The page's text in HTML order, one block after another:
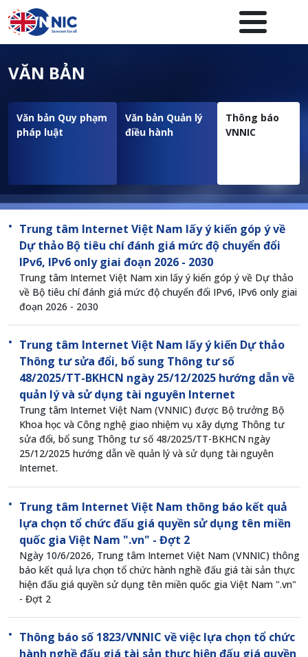
Nhảy đến nội dung
Menuheader của website
VĂN BẢN
Văn bản Quy phạm
pháp luật
Văn bản Quản lý
điều hành
Thông báo
VNNIC
Trung tâm Internet Việt Nam lấy ý kiến góp ý về
Dự thảo Bộ tiêu chí đánh giá mức độ chuyển đổi
IPv6, IPv6 only giai đoạn 2026 - 2030
Trung tâm Internet Việt Nam xin lấy ý kiến góp ý về Dự thảo
về Bộ tiêu chí đánh giá mức độ chuyển đổi IPv6, IPv6 only giai
đoạn 2026 - 2030
Trung tâm Internet Việt Nam lấy ý kiến Dự thảo
Thông tư sửa đổi, bổ sung Thông tư số
48/2025/TT-BKHCN ngày 25/12/2025 hướng dẫn về
quản lý và sử dụng tài nguyên Internet
Trung tâm Internet Việt Nam (VNNIC) được Bộ trưởng Bộ
Khoa học và Công nghệ giao nhiệm vụ xây dựng Thông tư
sửa đổi, bổ sung Thông tư số 48/2025/TT-BKHCN ngày
25/12/2025 hướng dẫn về quản lý và sử dụng tài nguyên
Internet.
Trung tâm Internet Việt Nam thông báo kết quả
lựa chọn tổ chức đấu giá quyền sử dụng tên miền
quốc gia Việt Nam ".vn" - Đợt 2
Ngày 10/6/2026, Trung tâm Internet Việt Nam (VNNIC) thông
báo kết quả lựa chọn tổ chức hành nghề đấu giá tài sản thực
hiện đấu giá quyền sử dụng tên miền quốc gia Việt Nam ".vn"
- Đợt 2
Thông báo số 1823/VNNIC về việc lựa chọn tổ chức
hành nghề đấu giá tài sản thực hiện đấu giá quyền